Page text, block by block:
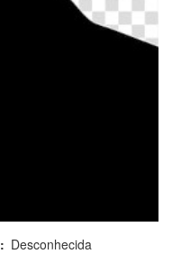
Desconhecida